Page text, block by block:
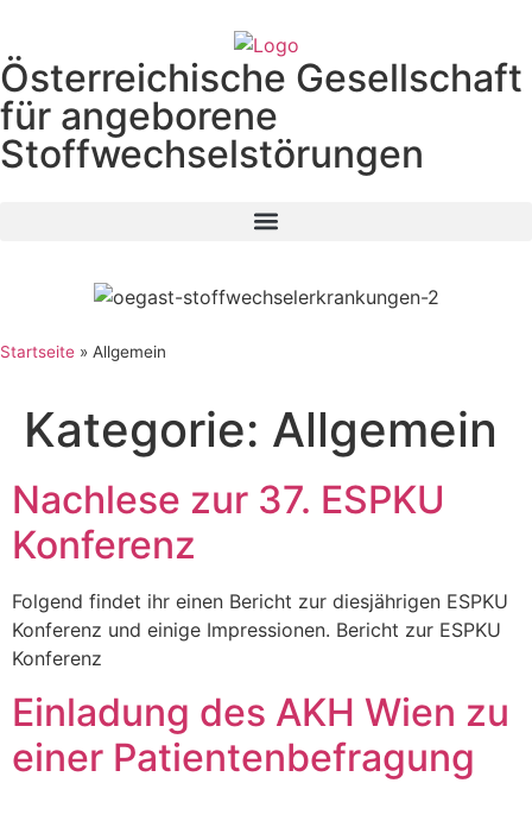
Österreichische Gesellschaft
für angeborene
Stoffwechselstörungen
Startseite » Allgemein
Kategorie: Allgemein
Nachlese zur 37. ESPKU
Konferenz
Folgend findet ihr einen Bericht zur diesjährigen ESPKU
Konferenz und einige Impressionen. Bericht zur ESPKU
Konferenz
Einladung des AKH Wien zu
einer Patientenbefragung